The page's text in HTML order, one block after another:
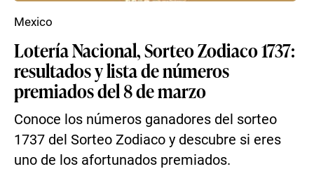
Lotería Nacional, Sorteo Zodiaco 1737:
resultados y lista de números
premiados del 8 de marzo
Conoce los números ganadores del sorteo
1737 del Sorteo Zodiaco y descubre si eres
uno de los afortunados premiados.
Mexico